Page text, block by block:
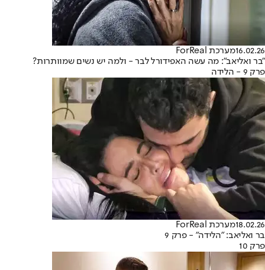
16.02.26מערכת ForReal
"בר ואליאב": מה עשה האפידורל לבר - ולמה יש נשים שמוותרות?
פרק 9 - הלידה
18.02.26מערכת ForReal
בר ואליאב: "הלידה" - פרק 9
פרק 10